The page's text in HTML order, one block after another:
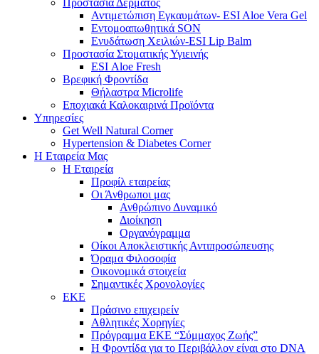
Προστασία Δέρματος
Αντιμετώπιση Εγκαυμάτων- ESI Aloe Vera Gel
Εντομοαπωθητικά SON
Ενυδάτωση Χειλιών-ESI Lip Balm
Προστασία Στοματικής Υγιεινής
ESI Αloe Fresh
Βρεφική Φροντίδα
Θήλαστρα Microlife
Εποχιακά Καλοκαιρινά Προϊόντα
Υπηρεσίες
Get Well Natural Corner
Hypertension & Diabetes Corner
Η Εταιρεία Μας
Η Εταιρεία
Προφίλ εταιρείας
Οι Άνθρωποι μας
Ανθρώπινο Δυναμικό
Διοίκηση
Οργανόγραμμα
Οίκοι Αποκλειστικής Αντιπροσώπευσης
Όραμα Φιλοσοφία
Οικονομικά στοιχεία
Σημαντικές Χρονολογίες
ΕΚΕ
Πράσινο επιχειρείν
Αθλητικές Χορηγίες
Πρόγραμμα ΕΚΕ “Σύμμαχος Ζωής”
Η Φροντίδα για το Περιβάλλον είναι στο DNA